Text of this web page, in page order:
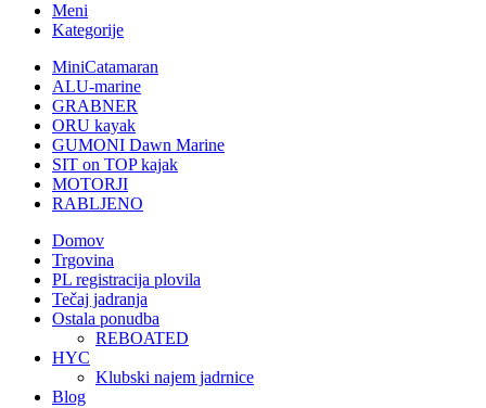
Meni
Kategorije
MiniCatamaran
ALU-marine
GRABNER
ORU kayak
GUMONI Dawn Marine
SIT on TOP kajak
MOTORJI
RABLJENO
Domov
Trgovina
PL registracija plovila
Tečaj jadranja
Ostala ponudba
REBOATED
HYC
Klubski najem jadrnice
Blog